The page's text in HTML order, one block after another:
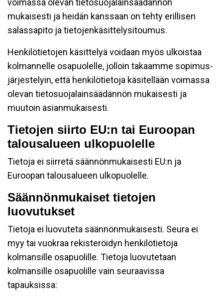
voimassa olevan tietosuojalainsäädännön
mukaisesti ja heidän kanssaan on tehty erillisen
salassapito ja tietojenkäsittelysitoumus.
Henkilötietojen käsittelyä voidaan myös ulkoistaa
kolmannelle osapuolelle, jolloin takaamme sopimus-
järjestelyin, että henkilötietoja käsitellään voimassa
olevan tietosuojalainsäädännön mukaisesti ja
muutoin asianmukaisesti.
Tietojen siirto EU:n tai Euroopan
talousalueen ulkopuolelle
Tietoja ei siirretä säännönmukaisesti EU:n ja
Euroopan talousalueen ulkopuolelle.
Säännönmukaiset tietojen
luovutukset
Tietoja ei luovuteta säännönmukaisesti. Seura ei
myy tai vuokraa rekisteröidyn henkilötietoja
kolmansille osapuolille. Tietoja luovutetaan
kolmansille osapuolille vain seuraavissa
tapauksissa: